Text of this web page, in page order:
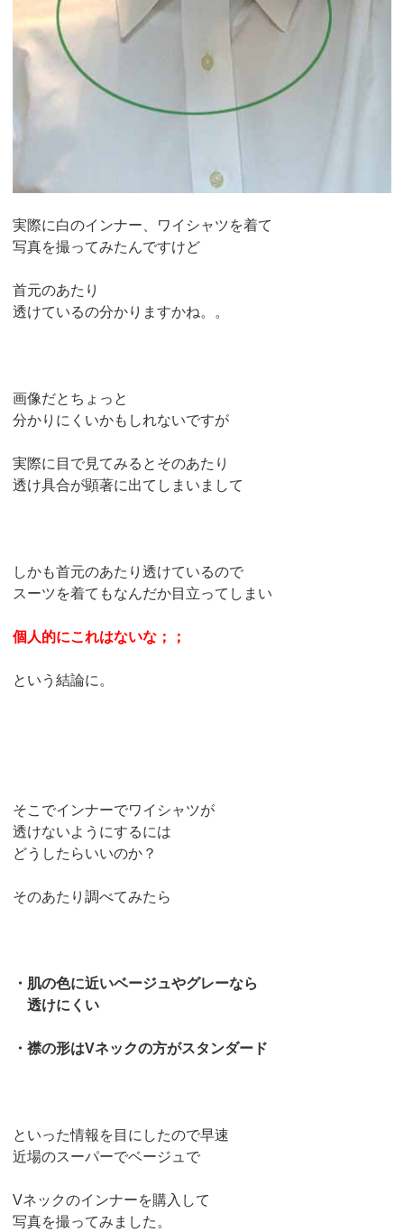
実際に白のインナー、ワイシャツを着て
写真を撮ってみたんですけど
首元のあたり
透けているの分かりますかね。。
画像だとちょっと
分かりにくいかもしれないですが
実際に目で見てみるとそのあたり
透け具合が顕著に出てしまいまして
しかも首元のあたり透けているので
スーツを着てもなんだか目立ってしまい
個人的にこれはないな；；
という結論に。
そこでインナーでワイシャツが
透けないようにするには
どうしたらいいのか？
そのあたり調べてみたら
・肌の色に近いベージュやグレーなら
透けにくい
・襟の形はVネックの方がスタンダード
といった情報を目にしたので早速
近場のスーパーでベージュで
Vネックのインナーを購入して
写真を撮ってみました。